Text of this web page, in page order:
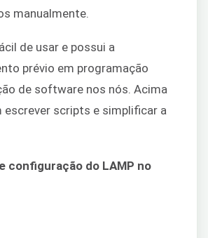
manualmente.
de usar e possui a
prévio em programação
de software nos nós. Acima
scripts e simplificar a
configuração do LAMP no